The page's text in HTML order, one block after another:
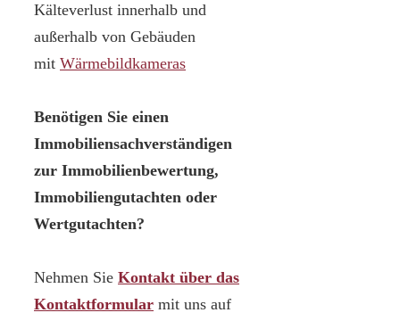
Kälteverlust innerhalb und
außerhalb von Gebäuden
mit Wärmebildkameras
Benötigen Sie einen
Immobiliensachverständigen
zur Immobilienbewertung,
Immobiliengutachten oder
Wertgutachten?
Nehmen Sie Kontakt über das
Kontaktformular mit uns auf